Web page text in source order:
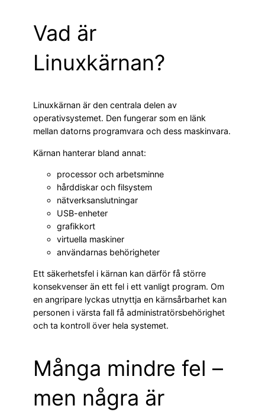
Vad är
Linuxkärnan?
Linuxkärnan är den centrala delen av
operativsystemet. Den fungerar som en länk
mellan datorns programvara och dess maskinvara.
Kärnan hanterar bland annat:
processor och arbetsminne
hårddiskar och filsystem
nätverksanslutningar
USB-enheter
grafikkort
virtuella maskiner
användarnas behörigheter
Ett säkerhetsfel i kärnan kan därför få större
konsekvenser än ett fel i ett vanligt program. Om
en angripare lyckas utnyttja en kärnsårbarhet kan
personen i värsta fall få administratörsbehörighet
och ta kontroll över hela systemet.
Många mindre fel –
men några är